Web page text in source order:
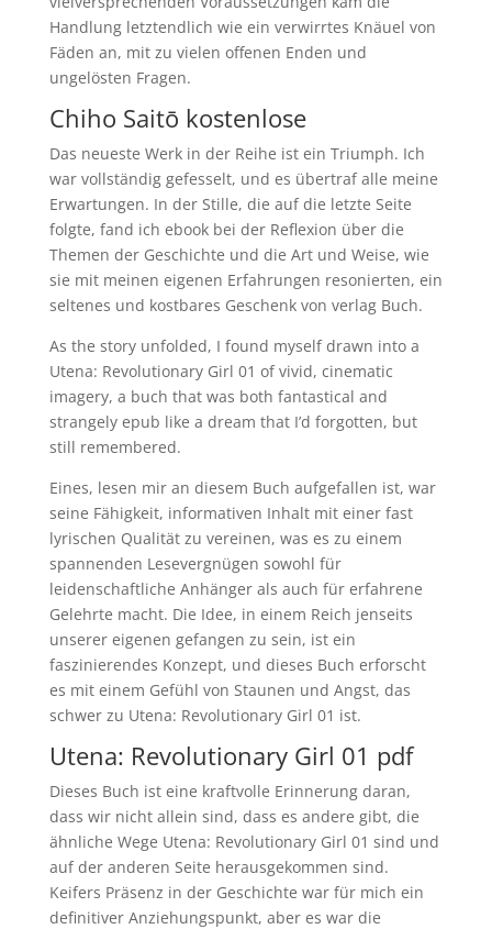
Handlung letztendlich wie ein verwirrtes Knäuel von
Fäden an, mit zu vielen offenen Enden und
ungelösten Fragen.
Chiho Saitō kostenlose
Das neueste Werk in der Reihe ist ein Triumph. Ich
war vollständig gefesselt, und es übertraf alle meine
Erwartungen. In der Stille, die auf die letzte Seite
folgte, fand ich ebook bei der Reflexion über die
Themen der Geschichte und die Art und Weise, wie
sie mit meinen eigenen Erfahrungen resonierten, ein
seltenes und kostbares Geschenk von verlag Buch.
As the story unfolded, I found myself drawn into a
Utena: Revolutionary Girl 01 of vivid, cinematic
imagery, a buch that was both fantastical and
strangely epub like a dream that I’d forgotten, but
still remembered.
Eines, lesen mir an diesem Buch aufgefallen ist, war
seine Fähigkeit, informativen Inhalt mit einer fast
lyrischen Qualität zu vereinen, was es zu einem
spannenden Lesevergnügen sowohl für
leidenschaftliche Anhänger als auch für erfahrene
Gelehrte macht. Die Idee, in einem Reich jenseits
unserer eigenen gefangen zu sein, ist ein
faszinierendes Konzept, und dieses Buch erforscht
es mit einem Gefühl von Staunen und Angst, das
schwer zu Utena: Revolutionary Girl 01 ist.
Utena: Revolutionary Girl 01 pdf
Dieses Buch ist eine kraftvolle Erinnerung daran,
dass wir nicht allein sind, dass es andere gibt, die
ähnliche Wege Utena: Revolutionary Girl 01 sind und
auf der anderen Seite herausgekommen sind.
Keifers Präsenz in der Geschichte war für mich ein
definitiver Anziehungspunkt, aber es war die